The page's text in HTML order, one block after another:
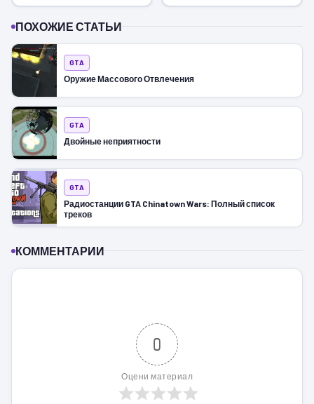
ПОХОЖИЕ СТАТЬИ
GTA
Оружие Массового Отвлечения
GTA
Двойные неприятности
GTA
Радиостанции GTA Chinatown Wars: Полный список
треков
КОММЕНТАРИИ
0
Оцени материал